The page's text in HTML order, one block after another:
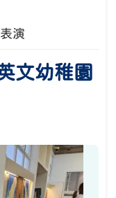
演
文幼稚園